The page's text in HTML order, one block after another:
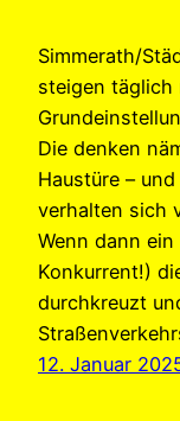
Simmerath/
steigen täglich
Die denken
Haustüre –
verhalten sich
Wenn dann
Konkurrent!)
durchkreuzt
12. Januar